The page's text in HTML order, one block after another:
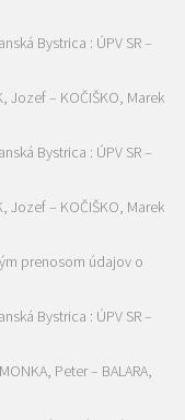
Bystrica : ÚPV SR –
Jozef – KOČIŠKO, Marek
Bystrica : ÚPV SR –
Jozef – KOČIŠKO, Marek
prenosom údajov o
Bystrica : ÚPV SR –
Peter – BALARA,